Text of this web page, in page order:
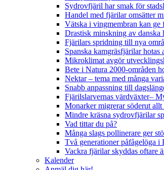
Sydrovfjäril har smak för
Handel med fjärilar omsätter
Vätska i vingmembran kan ge
Drastisk minskning av danska
Fjärilars spridning till nya
Spanska kamgräsfjärilar hotas
Mikroklimat avgör
Bete i Natura 2000-områden
Nektar – tema med många
Snabb anpassning till
Fjärilslarvernas värdväxter–
Monarker migrerar söderut allt
Mindre kräsna sydrovfjärilar
Vad tittar du på?
Många slags pollinerare ger
Två generationer påfågelöga i
Vackra fjärilar skyddas oftare
Kalender